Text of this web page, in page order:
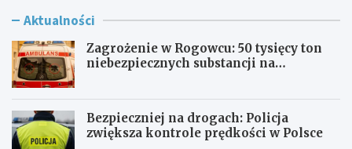
Aktualności
Zagrożenie w Rogowcu: 50 tysięcy ton
niebezpiecznych substancji na
Bezpieczniej na drogach: Policja
zwiększa kontrole prędkości w Polsce